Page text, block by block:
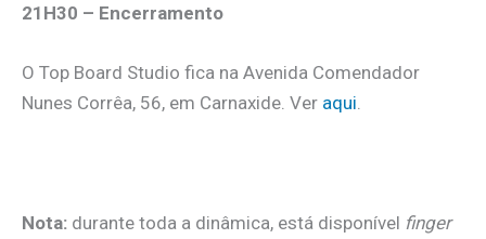
21H30 – Encerramento
O Top Board Studio fica na Avenida Comendador
Nunes Corrêa, 56, em Carnaxide. Ver aqui.
Nota: durante toda a dinâmica, está disponível finger